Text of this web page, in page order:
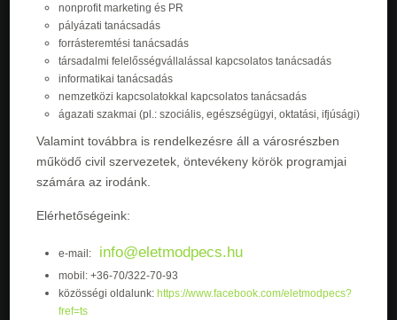
nonprofit marketing és PR
pályázati tanácsadás
forrásteremtési tanácsadás
társadalmi felelősségvállalással kapcsolatos tanácsadás
informatikai tanácsadás
nemzetközi kapcsolatokkal kapcsolatos tanácsadás
ágazati szakmai (pl.: szociális, egészségügyi, oktatási, ifjúsági)
Valamint továbbra is rendelkezésre áll a városrészben
működő civil szervezetek, öntevékeny körök programjai
számára az irodánk.
Elérhetőségeink:
e-mail: info@eletmodpecs.hu
mobil: +36-70/322-70-93
közösségi oldalunk:https://www.facebook.com/eletmodpecs?
fref=ts